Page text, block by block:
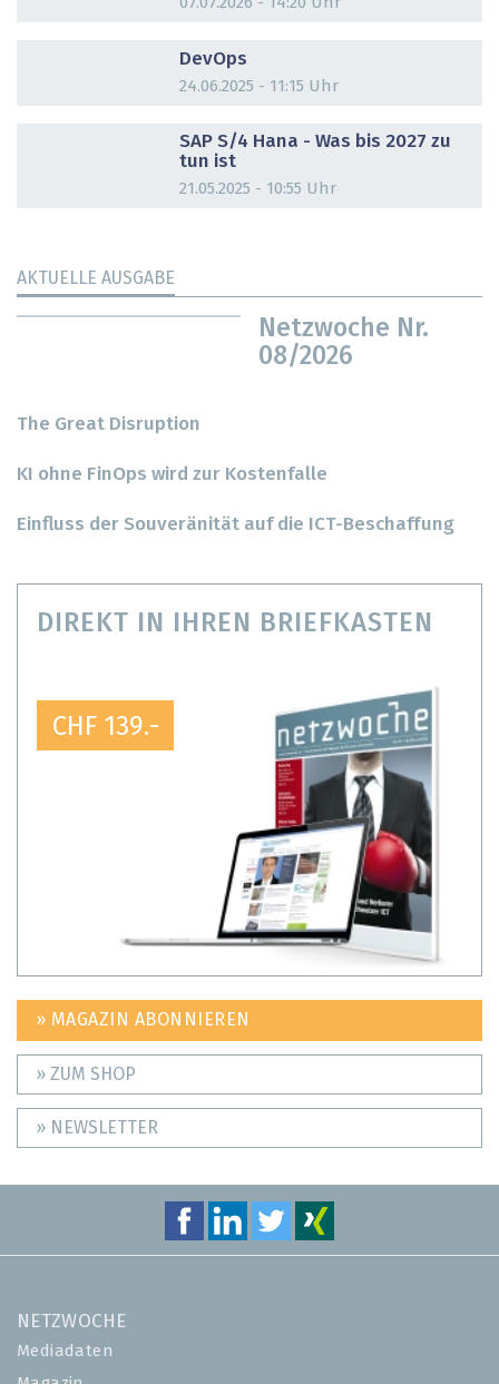
DevOps
24.06.2025 - 11:15 Uhr
SAP S/4 Hana - Was bis 2027 zu
tun ist
21.05.2025 - 10:55 Uhr
AKTUELLE AUSGABE
Netzwoche Nr.
08/2026
The Great Disruption
KI ohne FinOps wird zur Kostenfalle
Einfluss der Souveränität auf die ICT-Beschaffung
DIREKT IN IHREN BRIEFKASTEN
CHF 139.-
» MAGAZIN ABONNIEREN
» ZUM SHOP
» NEWSLETTER
NETZWOCHE
Mediadaten